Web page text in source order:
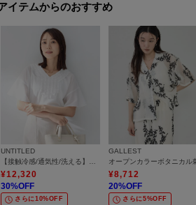
イテムからのおすすめ
UNTITLED
【接触冷感/通気性/洗える】Vネックフリルブラウス
¥12,320
30%OFF
さらに10%OFF
GALLEST
¥8,712
20%OFF
さらに5%OFF